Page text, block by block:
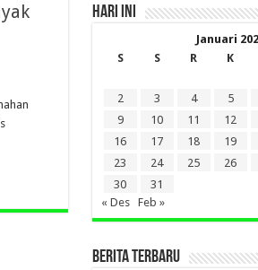
HARI INI
Januari
S
S R K
2
3 4 5
9
10 11 12
16
17 18 19
23
24 25 26
30
31
« Des
Feb »
BERITA TERBARU